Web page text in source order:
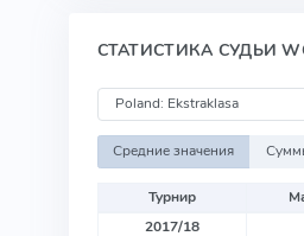
СТАТИСТИКА СУДЬИ
Средние значения
Турнир
2017/18